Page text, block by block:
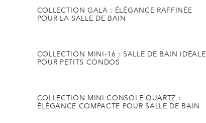
COLLECTION GALA : ÉLÉGANCE RAFFINÉE
POUR LA SALLE DE BAIN
COLLECTION MINI-16 : SALLE DE BAIN IDÉALE
POUR PETITS CONDOS
COLLECTION MINI CONSOLE QUARTZ :
ÉLÉGANCE COMPACTE POUR SALLE DE BAIN